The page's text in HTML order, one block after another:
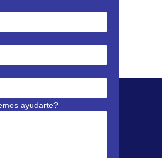
ayudarte?